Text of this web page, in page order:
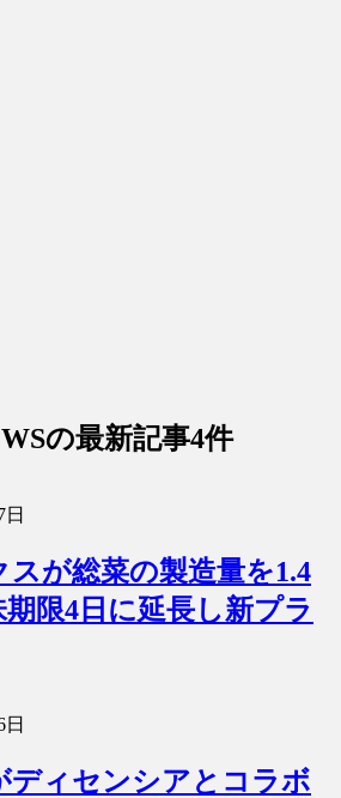
の最新記事4件
スが総菜の製造量を1.4
限4日に延長し新プラ
ディセンシアとコラボ